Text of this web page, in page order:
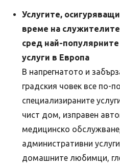
Услугите,
време на
сред най-
услуги в Европа
В напрегнатото и
градския човек все по-
специализираните
чист дом, изправен
медицинско
административни
домашните любимци,